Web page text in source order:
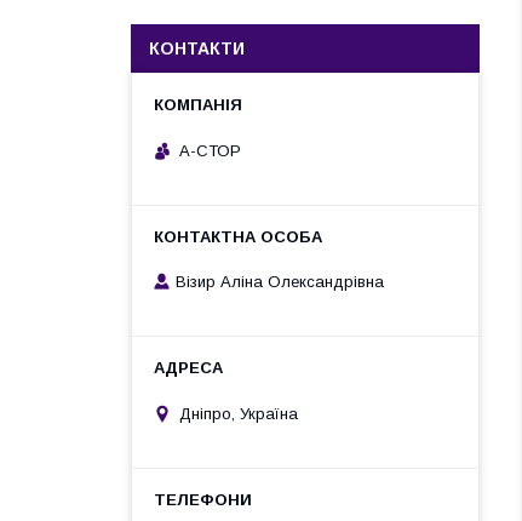
КОНТАКТИ
А-СТОР
Візир Аліна Олександрівна
Дніпро, Україна